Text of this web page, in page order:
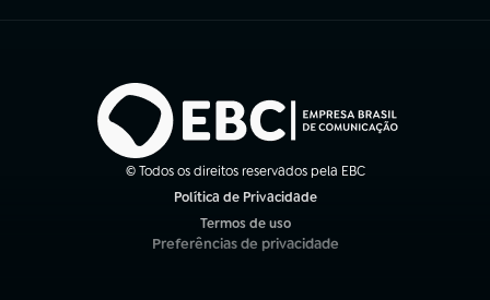
© Todos os direitos reservados pela EBC
Política de Privacidade
Termos de uso
(abre em nova aba)
Preferências de privacidade